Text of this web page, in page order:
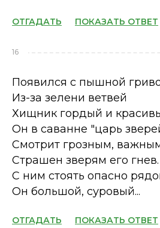
ОТГАДАТЬ ПОКАЗАТЬ ОТВЕТ
16
Появился с пышной
Из-за зелени ветвей
Хищник гордый и
Он в саванне "царь
Смотрит грозным,
Страшен зверям его гнев.
С ним стоять опасно
Он большой, суровый...
ОТГАДАТЬ ПОКАЗАТЬ ОТВЕТ